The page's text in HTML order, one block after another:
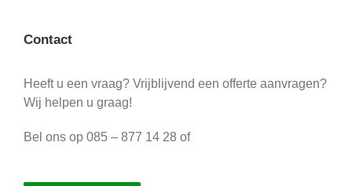
Contact
Heeft u een vraag? Vrijblijvend een offerte aanvragen?
Wij helpen u graag!
Bel ons op 085 – 877 14 28 of